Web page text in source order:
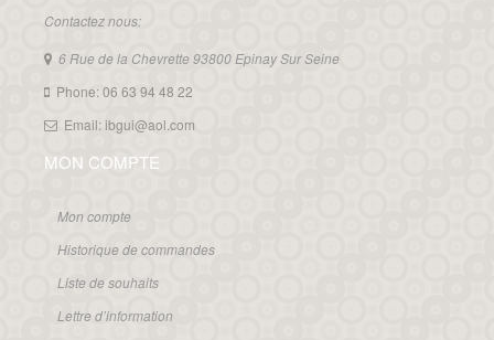
Contactez nous:
6 Rue de la Chevrette 93800 Epinay Sur Seine
Phone: 06 63 94 48 22
Email: ibgui@aol.com
MON COMPTE
Mon compte
Historique de commandes
Liste de souhaits
Lettre d’information